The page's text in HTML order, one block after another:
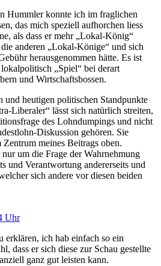
Hummler konnte ich im fraglichen
das mich speziell aufhorchen liess
als dass er mehr „Lokal-König“
anderen „Lokal-Könige“ und sich
herausgenommen hätte. Es ist
„Spiel“ bei derart
und Wirtschaftsbossen.
und heutigen politischen Standpunkte
Liberaler“ lässt sich natürlich streiten,
des Lohndumpings und nicht
Diskussion gehören. Sie
Zentrum meines Beitrags oben.
um die Frage der Wahrnehmung
und Verantwortung andererseits und
sich andere vor diesen beiden
Uhr
erklären, ich hab einfach so ein
dass er sich diese zur Schau gestellte
ganz gut leisten kann.